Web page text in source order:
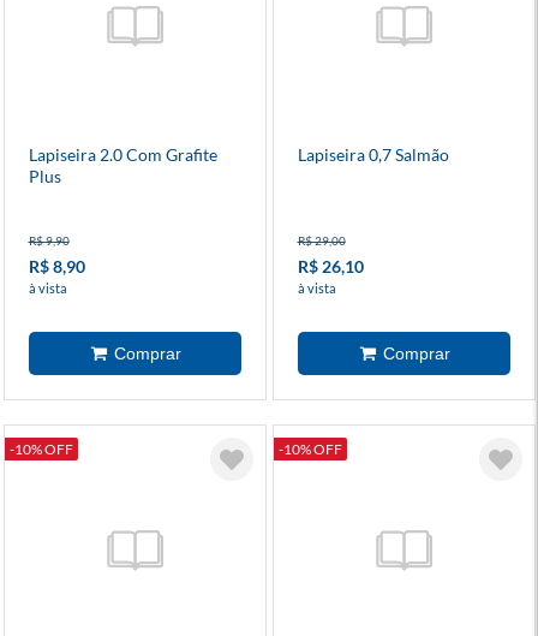
Lapiseira 2.0 Com Grafite
Plus
R$ 9,90
R$ 8,90
à vista
Lapiseira 0,7 Salmão
R$ 29,00
R$ 26,10
à vista
-10% OFF -10% OFF